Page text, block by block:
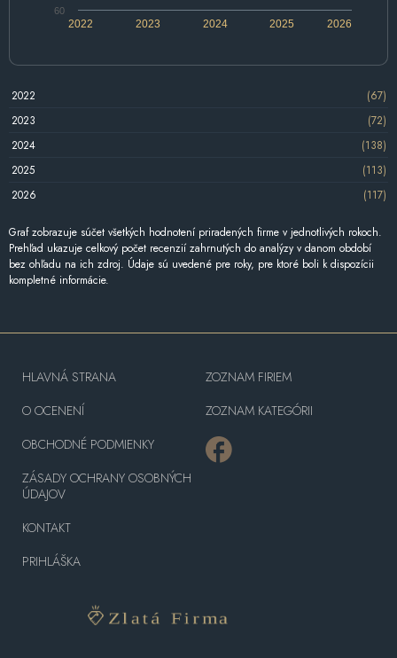
2022 2024 2026
2023 2025
60
2022
(67)
2023
(72)
2024
(138)
2025
(113)
2026
(117)
Graf zobrazuje súčet všetkých hodnotení priradených firme v jednotlivých rokoch.
Prehľad ukazuje celkový počet recenzií zahrnutých do analýzy v danom období
bez ohľadu na ich zdroj. Údaje sú uvedené pre roky, pre ktoré boli k dispozícii
kompletné informácie.
HLAVNÁ STRANA
O OCENENÍ
OBCHODNÉ PODMIENKY
ZÁSADY OCHRANY OSOBNÝCH
ÚDAJOV
KONTAKT
PRIHLÁŠKA
ZOZNAM FIRIEM
ZOZNAM KATEGÓRII